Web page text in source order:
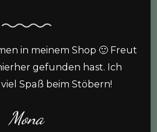
in meinem Shop 🙂 Freut
gefunden hast. Ich
Spaß beim Stöbern!
Mona